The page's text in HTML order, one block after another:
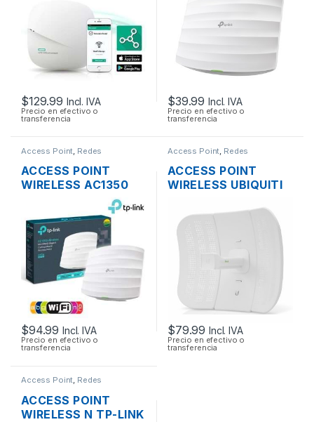
DUAL BAND GIGABIT
POE
$129.99 Incl. IVA
Precio en efectivo o
transferencia
$39.99 Incl. IVA
Precio en efectivo o
transferencia
Access Point Redes
ACCESS POINT
WIRELESS AC1350
TP-LINK EAP225
DUAL BAND
1350MBPS GIGABIT
SOPORTA POE
MONTAJE EN
TECHO
$94.99 Incl. IVA
Precio en efectivo o
transferencia
Access Point Redes
ACCESS POINT
WIRELESS UBIQUITI
M5-23 AIRMAX 5GHZ
23DBI 316MW + POE
OUTDOOR
$79.99 Incl. IVA
Precio en efectivo o
transferencia
Access Point, Redes
ACCESS POINT
WIRELESS N TP-LINK